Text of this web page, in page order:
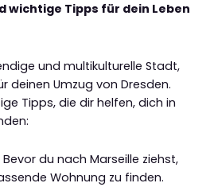
wichtige Tipps für dein Leben
und multikulturelle Stadt,
deinen Umzug von Dresden.
Tipps, die dir helfen, dich in
Bevor du nach Marseille ziehst,
Wohnung zu finden.